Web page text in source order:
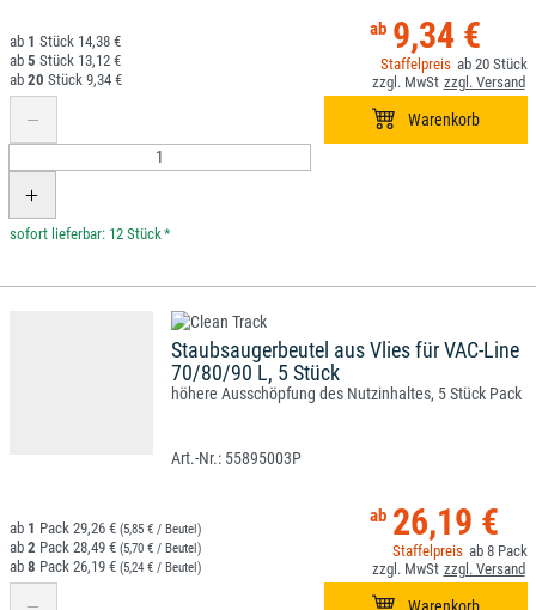
9,34 €
20
1
14,38 €
5
13,12 €
20
9,34 €
*
Staubsaugerbeutel aus Vlies für VAC-Line
70/80/90 L, 5 Stück
höhere Ausschöpfung des Nutzinhaltes, 5 Stück Pack
55895003P
26,19 €
8
1 29,26 € (5,85 € / Beutel)
2 28,49 € (5,70 € / Beutel)
8 26,19 € (5,24 € / Beutel)